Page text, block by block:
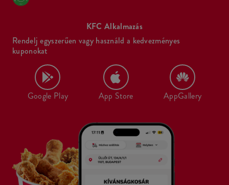
KFC Alkalmazás
Rendelj egyszerűen vagy használd a kedvezményes
kuponokat
Google Play App Store AppGallery